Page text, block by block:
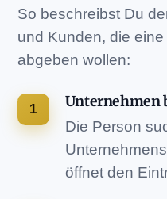
So beschreibst Du
und Kunden, die eine
abgeben wollen:
Unternehmen
Die Person
öffnet den